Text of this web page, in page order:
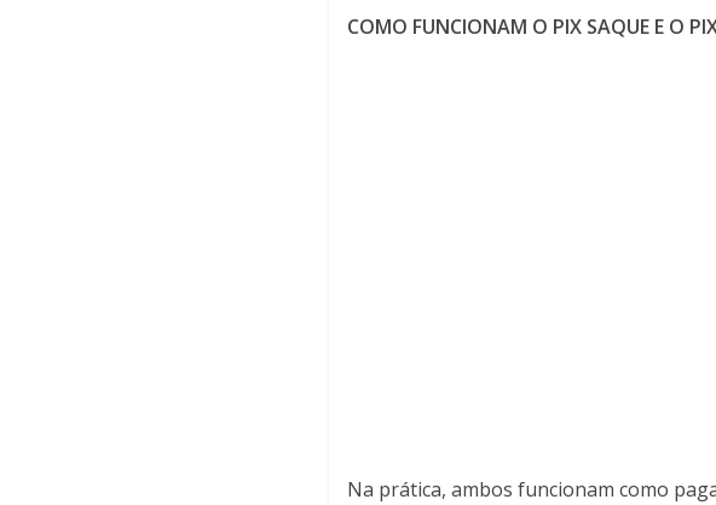
COMO FUNCIONAM O PIX SAQUE E O
Na prática, ambos funcionam como